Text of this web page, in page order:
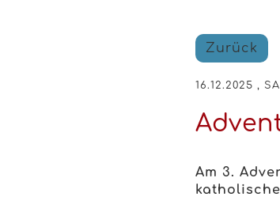
Zurück
16.12.2025 ,
Am 3.